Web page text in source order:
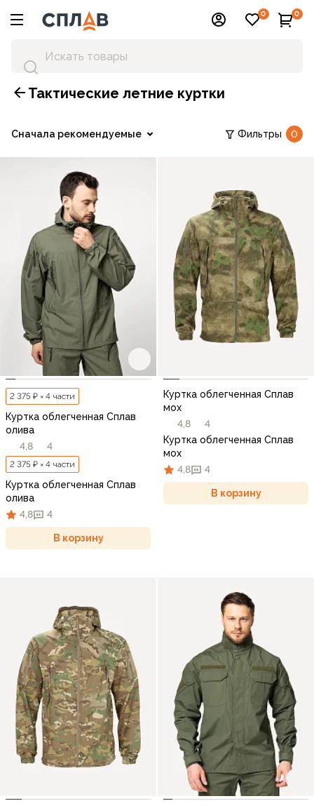
0 0
Тактические летние куртки
Сначала рекомендуемые Фильтры 0
2 375 ₽ × 4 части
Куртка облегченная Сплав
олива
4,8
4
2 375 ₽ × 4 части
Куртка облегченная Сплав
олива
4,8
4
В корзину
Куртка облегченная Сплав
мох
4,8
4
Куртка облегченная Сплав
мох
4,8
4
В корзину